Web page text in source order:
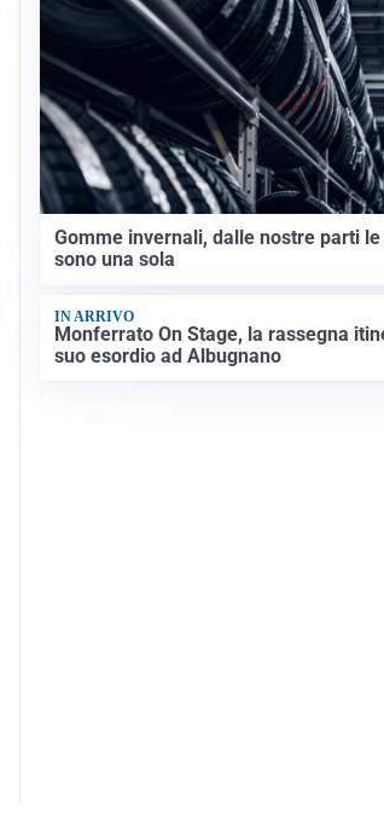
Gomme invernali, dalle nostre parti
sono una sola
IN ARRIVO
Monferrato On Stage, la rassegna
suo esordio ad Albugnano